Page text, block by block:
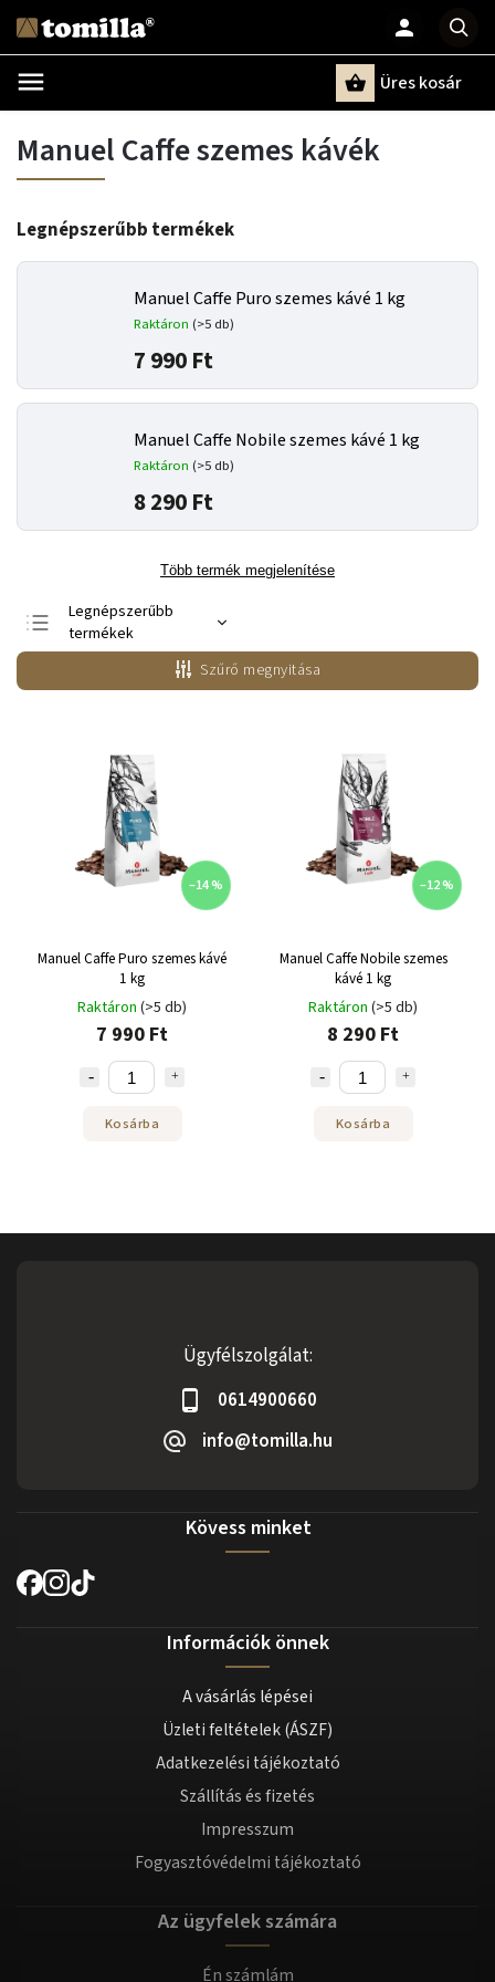
Üres kosár
Manuel Caffe szemes kávék
Legnépszerűbb termékek
Manuel Caffe Puro szemes kávé 1 kg
Raktáron (>5 db)
7 990 Ft
Manuel Caffe Nobile szemes kávé 1 kg
Raktáron (>5 db)
8 290 Ft
Több termék megjelenítése
Legnépszerűbb
termékek
Legolcsóbb elöl
Legdrágább
Szűrő megnyitása
–14 %
Manuel Caffe Puro szemes kávé
1 kg
Raktáron (>5 db)
7 990 Ft
Kosárba
–12 %
Manuel Caffe Nobile szemes
kávé 1 kg
Raktáron (>5 db)
8 290 Ft
Kosárba
Ügyfélszolgálat:
0614900660
info@tomilla.hu
Kövess minket
Információk önnek
A vásárlás lépései
Üzleti feltételek (ÁSZF)
Adatkezelési tájékoztató
Szállítás és fizetés
Impresszum
Fogyasztóvédelmi tájékoztató
Az ügyfelek számára
Én számlám